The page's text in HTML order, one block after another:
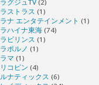
ラグジュTV (2)
ラストラス (1)
ラナ エンタテインメント (1)
ラハイナ東海 (74)
ラビリンス (1)
ラポルノ (1)
ラマ (1)
リコピン (4)
ルナティックス (6)